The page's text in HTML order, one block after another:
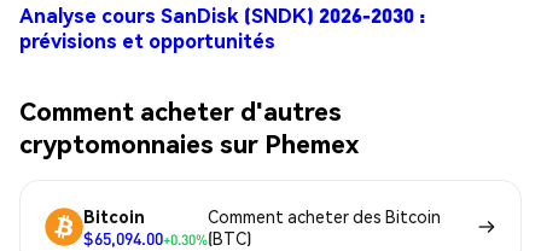
Analyse cours SanDisk (SNDK) 2026-2030 :
prévisions et opportunités
Comment acheter d'autres
cryptomonnaies sur Phemex
Bitcoin
$65,094.00+0.30%
Comment acheter des Bitcoin
(BTC)